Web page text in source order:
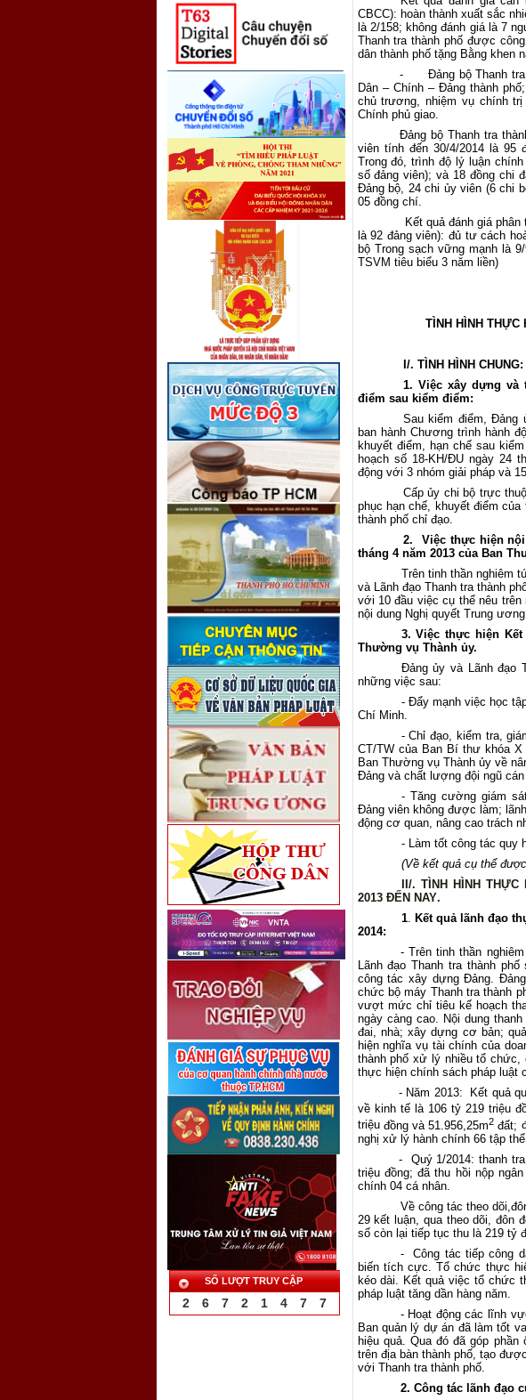
SỐ LƯỢT TRUY CẬP
2 6 7 2 1 4 7 7
CBCC): hoàn thành xuất sắc
là 2/158; không đánh giá là 7
Thanh tra thành phố được
dân thành phố tặng Bằng khen
-
Đảng bộ Thanh
Dân – Chính – Đảng thành
chủ trương, nhiệm vụ chính
Chính phủ giao.
Đảng bộ Thanh tra
viên tính đến 30/4/2014 là
Trong đó, trình độ lý luận
số đảng viên); và 18 đồng chi
Đảng bộ, 24 chi ủy viên (6 chi
05 đồng chí.
Kết quả đánh giá
là 92 đảng viên): đủ tư cách
bộ Trong sạch vững mạnh là
TSVM tiêu biểu 3 năm liền)
TÌNH HÌNH THỰC
I/. TÌNH HÌNH CHUNG:
1. Việc xây dựng và
điểm sau kiểm điểm:
Sau kiểm điểm, Đảng
ban hành Chương trình hành
khuyết điểm, hạn chế sau
hoạch số 18-KH/ĐU ngày 24
động với 3 nhóm giải pháp và
Cấp ủy chi bộ trực
phục hạn chế, khuyết điểm
thành phố chỉ đạo.
2.
Việc thực hiện
tháng 4 năm 2013 của Ban
Trên tinh thần nghiêm
và Lãnh đạo Thanh tra thành
với 10 đầu việc cụ thể nêu
nội dung Nghị quyết Trung
3. Việc thực hiện Kết
Thường vụ Thành ủy.
Đảng ủy và Lãnh đạo
những việc sau:
- Đẩy mạnh việc học
Chí Minh.
- Chỉ đạo, kiểm tra,
CT/TW của Ban Bí thư khóa
Ban Thường vụ Thành ủy về
Đảng và chất lượng đội ngũ cán
- Tăng cường giám
Đảng viên không được làm;
động cơ quan, nâng cao trách
- Làm tốt công tác quy
(Về kết quả cụ thể
II/. TÌNH HÌNH
2013 ĐẾN NAY.
1. Kết quả lãnh đạo
2014:
- Trên tinh thần
Lãnh đạo Thanh tra thành
công tác xây dựng Đảng.
chức bộ máy Thanh tra thành
vượt mức chỉ tiêu kế hoạch
ngày càng cao. Nội dung
đai, nhà; xây dựng cơ bản;
hiện nghĩa vụ tài chính của
thành phố xử lý nhiều tổ chức,
thực hiện chính sách pháp luật
- Năm 2013: Kết quả
về kinh tế là 106 tỷ 219 triệu
triệu đồng và 51.956,25m2 đất;
nghị xử lý hành chính 66 tập
- Quý 1/2014: thanh
triệu đồng; đã thu hồi nộp
chính 04 cá nhân.
Về công tác theo
29 kết luận, qua theo dõi, đôn
số còn lại tiếp tục thu là 219 tỷ
- Công tác tiếp công
biến tích cực. Tổ chức thực
kéo dài. Kết quả việc tổ chức
pháp luật tăng dần hàng năm.
- Hoạt động các lĩnh
Ban quản lý dự án đã làm tốt
hiệu quả. Qua đó đã góp
trên địa bàn thành phố,tạo
với Thanh tra thành phố.
2. Công tác lãnh đạo